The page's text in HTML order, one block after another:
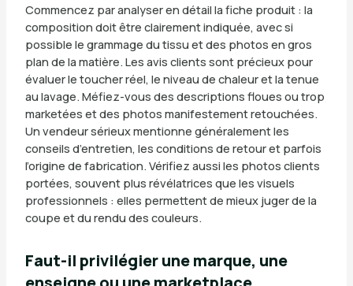
Commencez par analyser en détail la fiche produit : la
composition doit être clairement indiquée, avec si
possible le grammage du tissu et des photos en gros
plan de la matière. Les avis clients sont précieux pour
évaluer le toucher réel, le niveau de chaleur et la tenue
au lavage. Méfiez-vous des descriptions floues ou trop
marketées et des photos manifestement retouchées.
Un vendeur sérieux mentionne généralement les
conseils d’entretien, les conditions de retour et parfois
l’origine de fabrication. Vérifiez aussi les photos clients
portées, souvent plus révélatrices que les visuels
professionnels : elles permettent de mieux juger de la
coupe et du rendu des couleurs.
Faut-il privilégier une marque, une